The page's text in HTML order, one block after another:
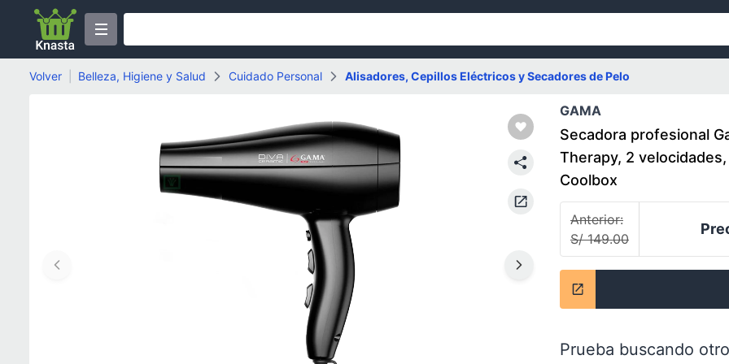
Volver Belleza, Higiene y Salud Cuidado Personal Alisadores, Cepillos Eléctricos y Secadores de Pelo
GAMA
Secadora profesional
Therapy, 2
Coolbox
Anterior:
S/ 149.00
Prueba buscando